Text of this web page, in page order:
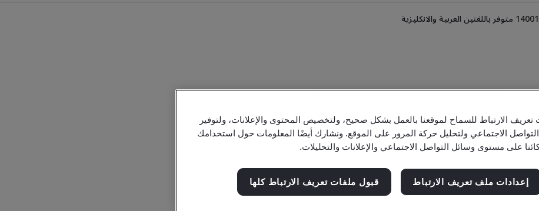
وفّر 15٪ هذا
الصيف
استخدم الرمز SUMMER15 عند إتمام
عملية الشراء.
الارتباط للسماح لموقعنا بالعمل بشكل صحيح، ولتخصيص المحتوى والإعلانات، ولتوفير
الاجتماعي ولتحليل حركة المرور على الموقع. ونشارك أيضًا المعلومات حول استخدامك
على مستوى وسائل التواصل الاجتماعي والإعلانات والتحليلات.
إعدادات ملف تعريف الارتباط قبول ملفات تعريف الارتباط كلها